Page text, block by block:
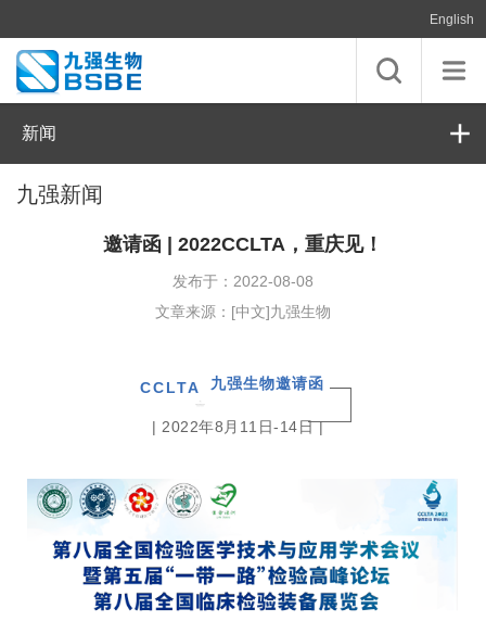
English
新闻
九强新闻
邀请函 | 2022CCLTA，重庆见！
发布于：2022-08-08
文章来源：[中文]九强生物
CCLTA 九强生物邀请函
| 2022年8月11日-14日 |